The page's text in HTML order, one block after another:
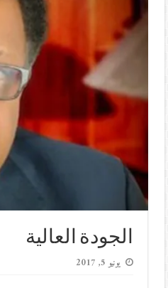
الجودة العالية
يونيو 5, 2017